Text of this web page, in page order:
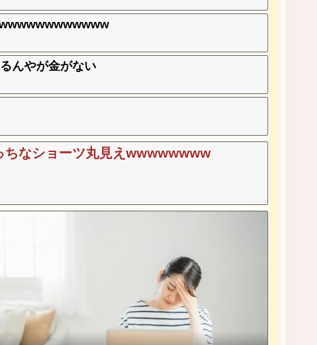
んやが金がない
ちなショーツ丸見えwwwwwwww